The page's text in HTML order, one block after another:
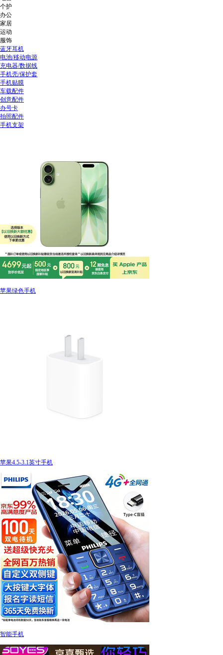
个护
办公
家居
运动
服饰
蓝牙耳机
电池/移动电源
充电器/数据线
手机壳/保护套
手机贴膜
车载配件
创意配件
办号卡
拍照配件
手机支架
苹果绿色手机
苹果4.5-3.1英寸手机
智能手机